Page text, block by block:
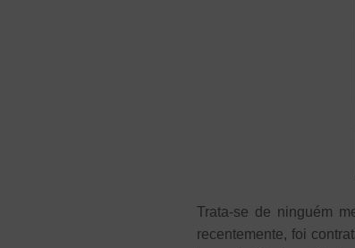
Trata-se de ninguém
recentemente, foi